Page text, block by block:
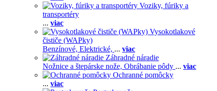
Voziky, fúriky a
transportéry
... viac
Vysokotlakové
čističe (WAPky)
Benzínové, Elektrické, ... viac
Záhradné náradie
Nožnice a štepárske nože, Obrábanie pôdy ... viac
Ochranné pomôcky
... viac